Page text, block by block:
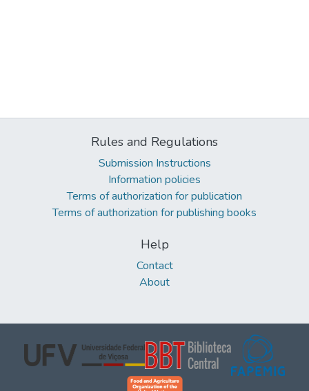
Rules and Regulations
Submission Instructions
Information policies
Terms of authorization for publication
Terms of authorization for publishing books
Help
Contact
About